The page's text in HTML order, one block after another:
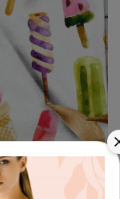
арт.4287406_biflex